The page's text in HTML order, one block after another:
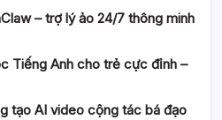
– trợ lý ảo 24/7 thông minh
Tiếng Anh cho trẻ cực đỉnh –
tạo AI video cộng tác bá đạo